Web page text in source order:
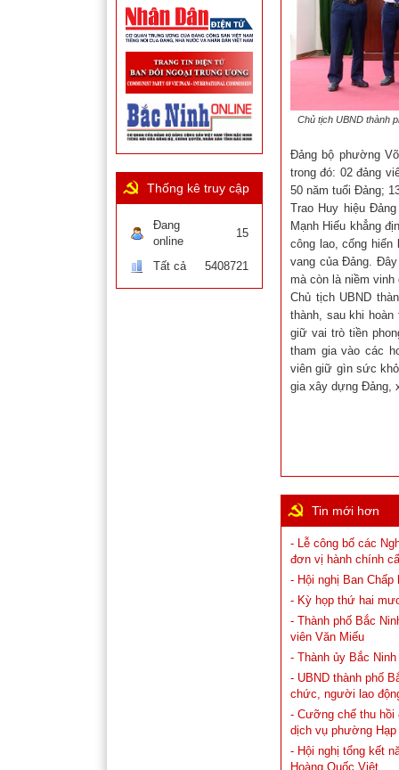
Chủ tịch UBND thành
Đảng bộ phường
trong đó: 02 đảng
50 năm tuổi Đảng;
Trao Huy hiệu
Mạnh Hiếu khẳng
công lao, cống
vang của Đảng.
mà còn là niềm
Chủ tịch UBND
thành, sau khi
giữ vai trò tiền
tham gia vào các
viên giữ gìn sức
gia xây dựng Đảng,
Tin mới hơn
- Lễ công bố các
đơn vị hành chính
- Hội nghị Ban Chấp
- Kỳ họp thứ hai
- Thành phố Bắc
viên Văn Miếu
- Thành ủy Bắc
- UBND thành phố
chức, người lao
- Cưỡng chế thu
dịch vụ phường Hạp
- Hội nghị tổng kết
Hoàng Quốc Việt
Thống kê truy cập
Đang
online
15
Tất cả 5408721